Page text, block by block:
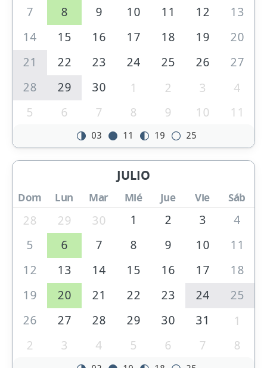
7
8 9 10 11 12
13
14
15 16 17 18 19
20
21
22 23 24 25 26
27
28
29 30 1 2 3
4
5
6 7 8 9 10 11
03 11 19 25
JULIO
Dom Lun Mar Mié Jue Vie Sáb
28 29 30 1 2 3
4
5
6 7 8 9 10
11
12
13 14 15 16 17
18
19
20 21 22 23 24
25
26
27 28 29 30 31
1
2
3 4 5 6 7 8